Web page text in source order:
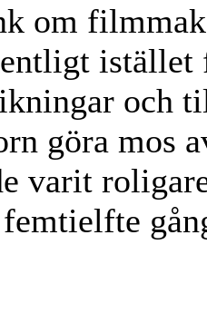
om
istället
och
göra mos
varit